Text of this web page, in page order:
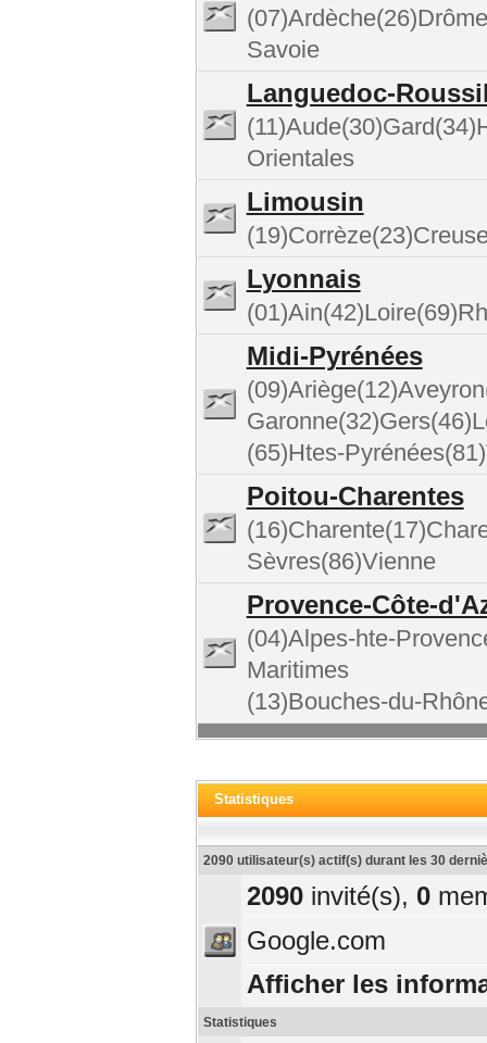
Savoie
Languedoc-
Orientales
Limousin
Lyonnais
Midi-Pyrénées
(65)Htes-
Poitou-Charentes
Sèvres(86)Vienne
Provence-Côte-
(04)Alpes-hte-
Maritimes
(13)Bouches-du-
Statistiques
2090 utilisateur(s) actif(s) durant les 30
2090invité(s), 0
Google.com
Afficher les
Statistiques